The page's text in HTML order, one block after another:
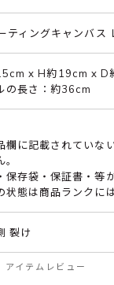
ティングキャンバス
x H約19cm x D
の長さ：約36cm
欄に記載されていな
存袋・保証書・等
状態は商品ランクに
裂け
アイテムレビュー